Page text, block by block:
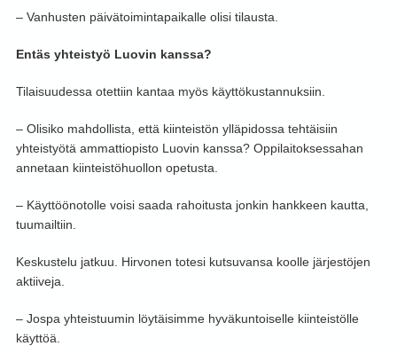
– Vanhusten päivätoimintapaikalle olisi tilausta.
Entäs yhteistyö Luovin kanssa?
Tilaisuudessa otettiin kantaa myös käyttökustannuksiin.
– Olisiko mahdollista, että kiinteistön ylläpidossa tehtäisiin
yhteistyötä ammattiopisto Luovin kanssa? Oppilaitoksessahan
annetaan kiinteistöhuollon opetusta.
– Käyttöönotolle voisi saada rahoitusta jonkin hankkeen kautta,
tuumailtiin.
Keskustelu jatkuu. Hirvonen totesi kutsuvansa koolle järjestöjen
aktiiveja.
– Jospa yhteistuumin löytäisimme hyväkuntoiselle kiinteistölle
käyttöä.